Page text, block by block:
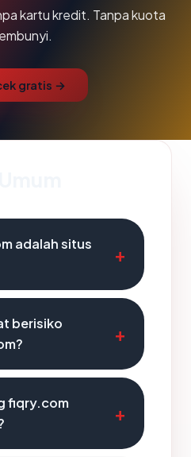
kartu kredit. Tanpa kuota
gratis →
adalah situs
berisiko
fiqry.com